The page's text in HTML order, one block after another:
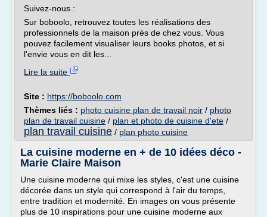
Suivez-nous :
Sur boboolo, retrouvez toutes les réalisations des
professionnels de la maison près de chez vous. Vous
pouvez facilement visualiser leurs books photos, et si
l'envie vous en dit les...
Lire la suite
Site : https://boboolo.com
Thèmes liés : photo cuisine plan de travail noir / photo
plan de travail cuisine / plan et photo de cuisine d'ete /
plan travail cuisine / plan photo cuisine
La cuisine moderne en + de 10 idées déco -
Marie Claire Maison
Une cuisine moderne qui mixe les styles, c'est une cuisine
décorée dans un style qui correspond à l'air du temps,
entre tradition et modernité. En images on vous présente
plus de 10 inspirations pour une cuisine moderne aux